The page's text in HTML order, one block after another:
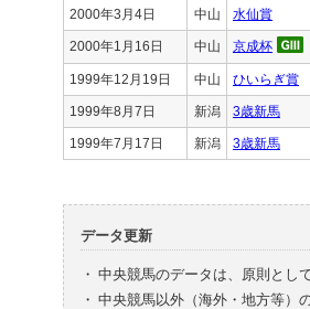
2000年3月4日 中山 水仙賞
2000年1月16日 中山 京成杯
1999年12月19日 中山 ひいらぎ賞
1999年8月7日 新潟 3歳新馬
1999年7月17日 新潟 3歳新馬
データ更新
・ 中央競馬のデータは、原則とし
・ 中央競馬以外（海外・地方等）